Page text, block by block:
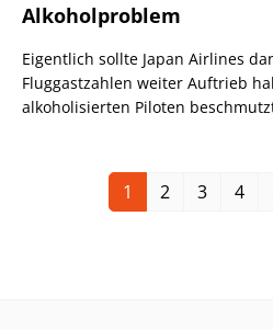
Alkoholproblem
Eigentlich sollte Japan Airlines
Fluggastzahlen weiter Auftrieb
alkoholisierten Piloten
1 2 3 4